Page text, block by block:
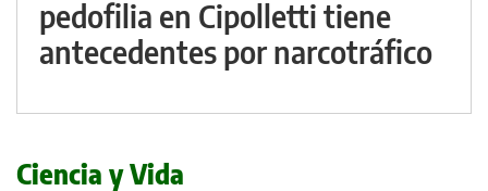
pedofilia en Cipolletti tiene
antecedentes por narcotráfico
Ciencia y Vida